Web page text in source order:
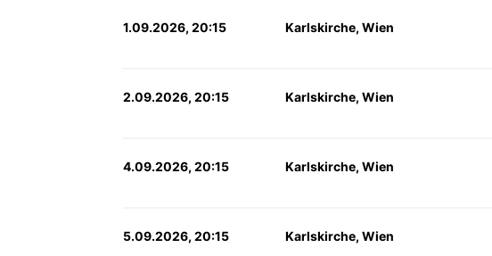
1.09.2026, 20:15 Karlskirche, Wien
2.09.2026, 20:15 Karlskirche, Wien
4.09.2026, 20:15 Karlskirche, Wien
5.09.2026, 20:15 Karlskirche, Wien